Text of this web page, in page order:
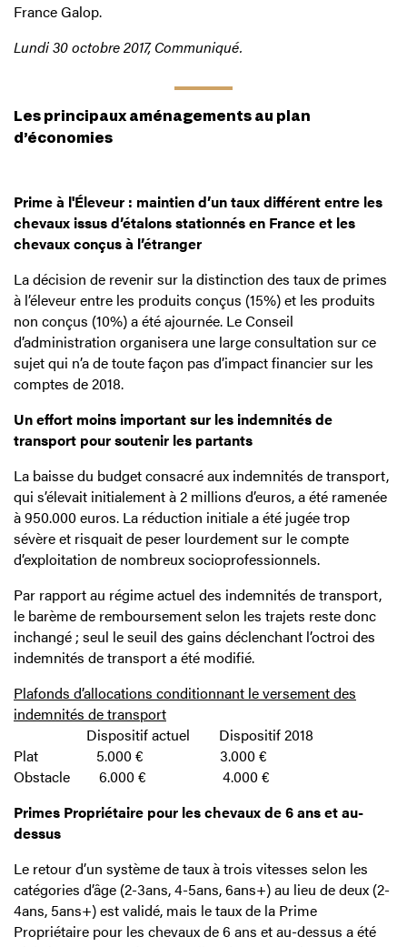
France Galop.
Lundi 30 octobre 2017, Communiqué.
Les principaux aménagements au plan
d’économies
Prime à l'Éleveur : maintien d’un taux différent entre les
chevaux issus d’étalons stationnés en France et les
chevaux conçus à l’étranger
La décision de revenir sur la distinction des taux de primes
à l’éleveur entre les produits conçus (15%) et les produits
non conçus (10%) a été ajournée. Le Conseil
d’administration organisera une large consultation sur ce
sujet qui n’a de toute façon pas d’impact financier sur les
comptes de 2018.
Un effort moins important sur les indemnités de
transport pour soutenir les partants
La baisse du budget consacré aux indemnités de transport,
qui s’élevait initialement à 2 millions d’euros, a été ramenée
à 950.000 euros. La réduction initiale a été jugée trop
sévère et risquait de peser lourdement sur le compte
d’exploitation de nombreux socioprofessionnels.
Par rapport au régime actuel des indemnités de transport,
le barème de remboursement selon les trajets reste donc
inchangé ; seul le seuil des gains déclenchant l’octroi des
indemnités de transport a été modifié.
Plafonds d’allocations conditionnant le versement des
indemnités de transport
Dispositif actuel Dispositif 2018
Plat 5.000 € 3.000 €
Obstacle 6.000 € 4.000 €
Primes Propriétaire pour les chevaux de 6 ans et au-
dessus
Le retour d’un système de taux à trois vitesses selon les
catégories d’âge (2-3ans, 4-5ans, 6ans+) au lieu de deux (2-
4ans, 5ans+) est validé, mais le taux de la Prime
Propriétaire pour les chevaux de 6 ans et au-dessus a été